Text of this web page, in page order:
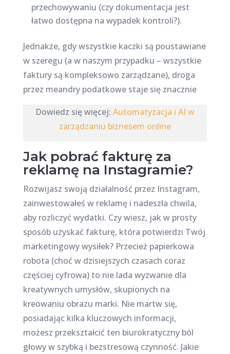
przechowywaniu (czy dokumentacja jest
łatwo dostępna na wypadek kontroli?).
Jednakże, gdy wszystkie kaczki są poustawiane
w szeregu (a w naszym przypadku – wszystkie
faktury są kompleksowo zarządzane), droga
przez meandry podatkowe staje się znacznie
Dowiedz się więcej: Automatyzacja i AI w
zarządzaniu biznesem online
Jak pobrać fakturę za
reklamę na Instagramie?
Rozwijasz swoją działalność przez Instagram,
zainwestowałeś w reklamę i nadeszła chwila,
aby rozliczyć wydatki. Czy wiesz, jak w prosty
sposób uzyskać fakturę, która potwierdzi Twój
marketingowy wysiłek? Przecież papierkowa
robota (choć w dzisiejszych czasach coraz
częściej cyfrowa) to nie lada wyzwanie dla
kreatywnych umysłów, skupionych na
kreowaniu obrazu marki. Nie martw się,
posiadając kilka kluczowych informacji,
możesz przekształcić ten biurokratyczny ból
głowy w szybką i bezstresową czynność. Jakie